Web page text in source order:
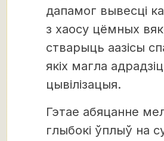
дапамог вывесці
з хаосу цёмных
стварыць аазісы
якіх магла
цывілізацыя.
Гэтае абяцанне
глыбокі ўплыў на